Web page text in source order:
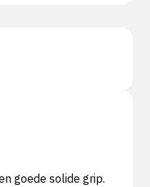
goede solide grip.